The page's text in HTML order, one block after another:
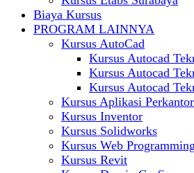
Biaya Kursus
PROGRAM LAINNYA
Kursus AutoCad
Kursus Autocad
Kursus Autocad
Kursus Autocad
Kursus Aplikasi
Kursus Inventor
Kursus Solidworks
Kursus Web Programming
Kursus Revit